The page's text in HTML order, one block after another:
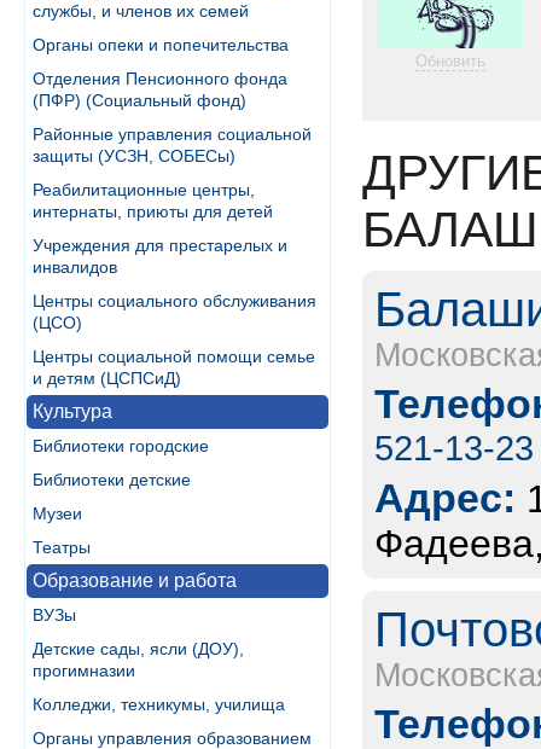
службы, и членов их семей
Органы опеки и попечительства
Отделения Пенсионного фонда
(ПФР) (Социальный фонд)
Районные управления социальной
защиты (УСЗН, СОБЕСы)
Реабилитационные центры,
интернаты, приюты для детей
Учреждения для престарелых и
инвалидов
Центры социального обслуживания
(ЦСО)
Центры социальной помощи семье
и детям (ЦСПСиД)
Культура
Библиотеки городские
Библиотеки детские
Музеи
Театры
Образование и работа
ВУЗы
Детские сады, ясли (ДОУ),
прогимназии
Колледжи, техникумы, училища
Органы управления образованием
Обновить
521-13-23
Адрес: